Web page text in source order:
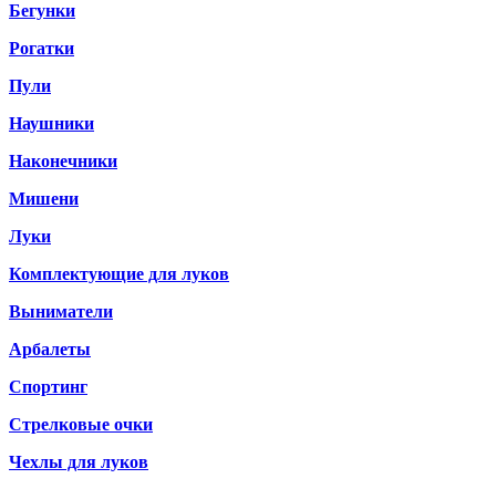
Бегунки
Рогатки
Пули
Наушники
Наконечники
Мишени
Луки
Комплектующие для луков
Выниматели
Арбалеты
Спортинг
Стрелковые очки
Чехлы для луков